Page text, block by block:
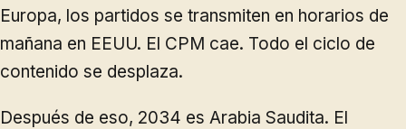
Europa, los partidos se transmiten en horarios de
mañana en EEUU. El CPM cae. Todo el ciclo de
contenido se desplaza.
Después de eso, 2034 es Arabia Saudita. El